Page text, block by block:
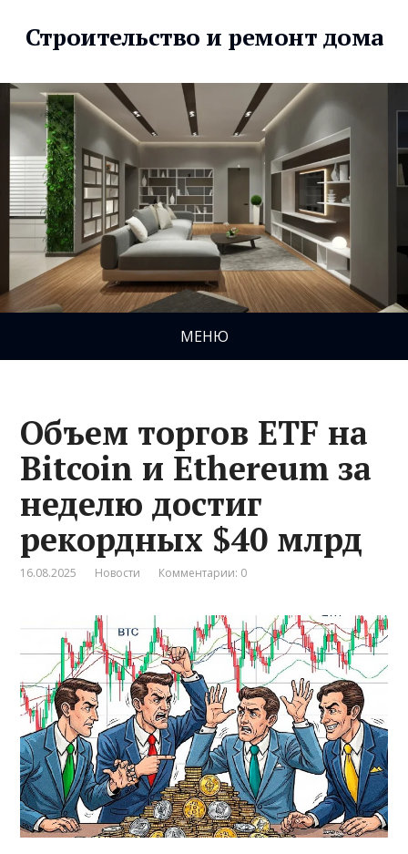
Строительство и ремонт дома
МЕНЮ
Объем торгов ETF на
Bitcoin и Ethereum за
неделю достиг
рекордных $40 млрд
16.08.2025 Новости Комментарии: 0